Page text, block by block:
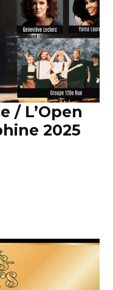
/ L’Open
2025